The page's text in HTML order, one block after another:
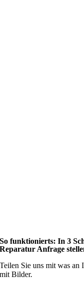
So funktionierts: In 3
Reparatur Anfrage
Teilen Sie uns mit was an
mit Bilder.